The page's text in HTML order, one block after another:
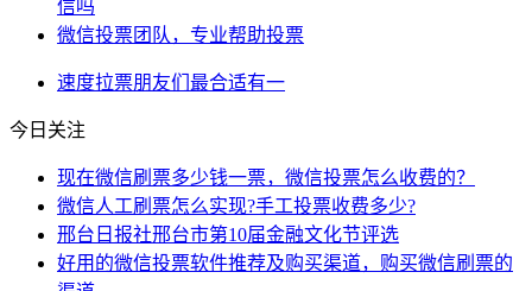
信吗
微信投票团队，专业帮助投票
速度拉票朋友们 最合适有一
今日关注
现在微信刷票多少钱一票，微信投票怎么收费的？
微信人工刷票怎么实现?手工投票收费多少?
邢台日报社邢台市第10届金融文化节评选
好用的微信投票软件推荐及购买渠道，购买微信刷票的